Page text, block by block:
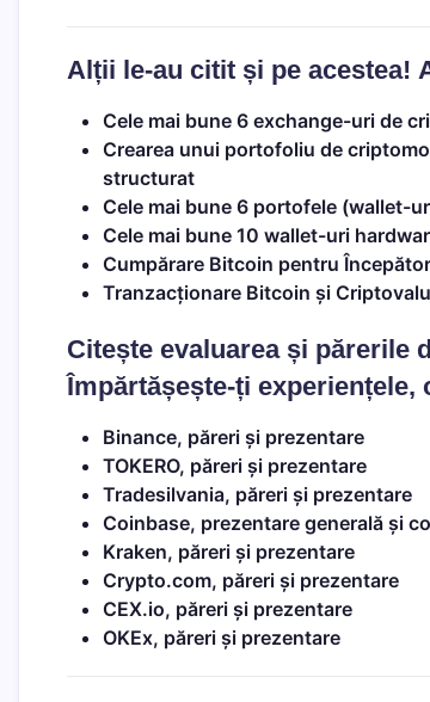
Alții le-au citit și pe acestea!
Cele mai bune 6 exchange-uri de
Crearea unui portofoliu de
structurat
Cele mai bune 6 portofele (wallet-
Cele mai bune 10 wallet-uri
Cumpărare Bitcoin pentru
Tranzacționare Bitcoin și
Citește evaluarea și părerile
Împărtășește-ți
Binance, păreri și prezentare
TOKERO, păreri și prezentare
Tradesilvania, păreri și prezentare
Coinbase, prezentare generală și
Kraken, păreri și prezentare
Crypto.com, păreri și prezentare
CEX.io, păreri și prezentare
OKEx, păreri și prezentare